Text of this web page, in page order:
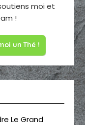
moi et
!
un Thé !
Le Grand